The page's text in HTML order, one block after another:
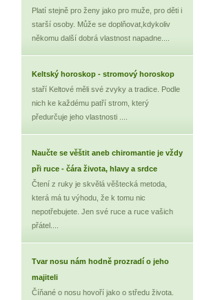
Platí stejně pro ženy jako pro muže, pro děti i
starší osoby. Může se doplňovat,kdykoliv
někomu další dobrá vlastnost napadne....
Keltský horoskop - stromový horoskop
staří Keltové měli své zvyky a tradice. Podle
nich ke každému patří strom, který
předurčuje jeho vlastnosti ....
Naučte se věštit aneb chiromantie je vždy
při ruce - čára života, hlavy a srdce
Čtení z ruky je skvělá věštecká metoda,
která má tu výhodu, že k tomu nic
nepotřebujete. Jen své ruce a ruce vašich
přátel....
Tvar nosu nám hodně prozradí o jeho
majiteli
Číňané o nosu hovoří jako o středu života.